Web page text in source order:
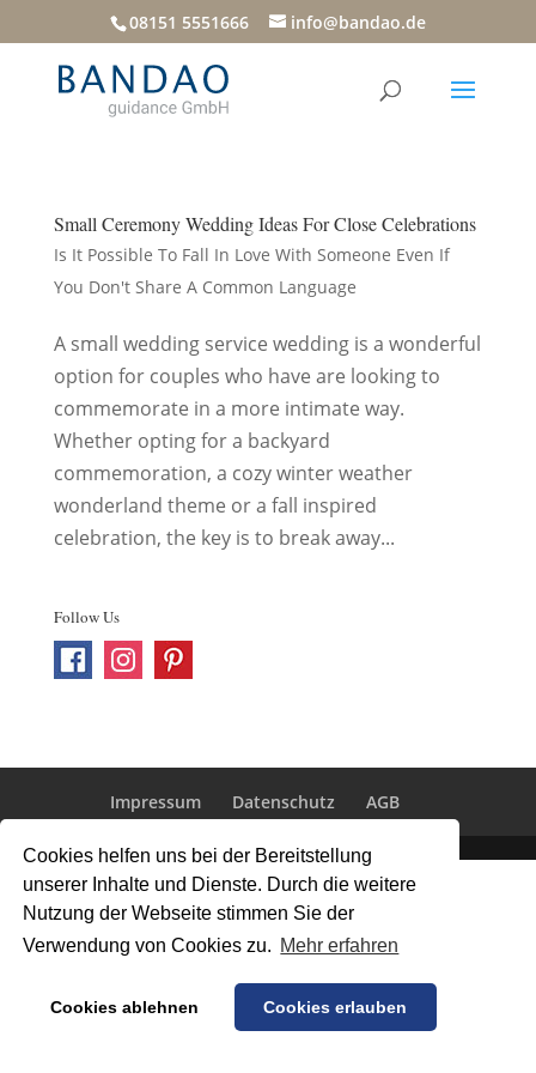
Cookies helfen uns bei der Bereitstellung
unserer Inhalte und Dienste. Durch die weitere
Nutzung der Webseite stimmen Sie der
Verwendung von Cookies zu. Mehr erfahren
Cookies ablehnen Cookies erlauben
08151 5551666 info@bandao.de
Small Ceremony Wedding Ideas For Close Celebrations
Is It Possible To Fall In Love With Someone Even If
You Don't Share A Common Language
A small wedding service wedding is a wonderful
option for couples who have are looking to
commemorate in a more intimate way.
Whether opting for a backyard
commemoration, a cozy winter weather
wonderland theme or a fall inspired
celebration, the key is to break away...
Follow Us
Impressum Datenschutz AGB